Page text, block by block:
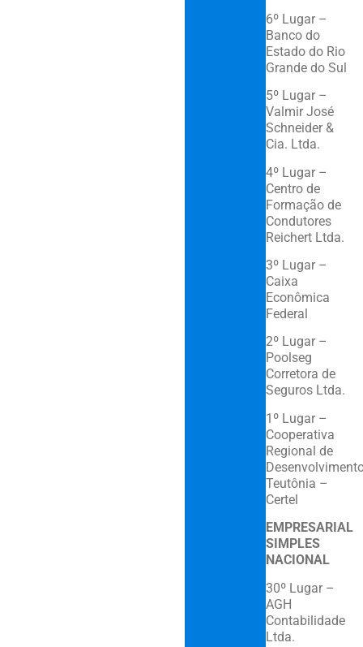
6º Lugar –
Banco do
Estado do Rio
Grande do Sul
5º Lugar –
Valmir José
Schneider &
Cia. Ltda.
4º Lugar –
Centro de
Formação de
Condutores
Reichert Ltda.
3º Lugar –
Caixa
Econômica
Federal
2º Lugar –
Poolseg
Corretora de
Seguros Ltda.
1º Lugar –
Cooperativa
Regional de
Teutônia –
Certel
EMPRESARIAL
SIMPLES
NACIONAL
30º Lugar –
AGH
Contabilidade
Ltda.